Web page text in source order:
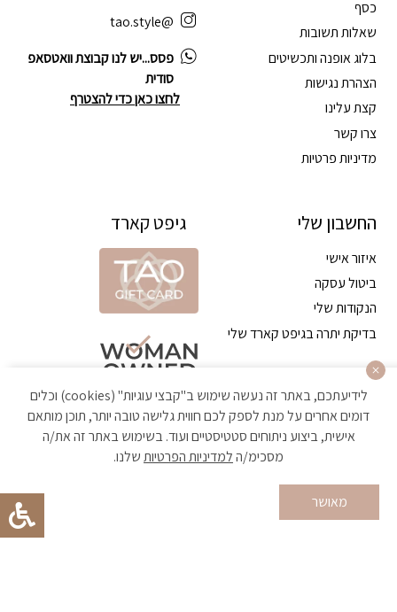
כסף
שאלות תשובות
בלוג אופנה ותכשיטים
הצהרת נגישות
קצת עלינו
צרו קשר
מדיניות פרטיות
החשבון שלי
איזור אישי
ביטול עסקה
הנקודות שלי
בדיקת יתרה בגיפט קארד שלי
@tao.style
פסס...יש לנו קבוצת וואטסאפ
סודית
לחצו כאן כדי להצטרף
גיפט קארד
הקניה באתר מאובטחת ועומדת בתקן האבטחה הגבוה ביותר
לידיעתכם, באתר זה נעשה שימוש ב"קבצי עוגיות" (cookies) וכלים
דומים אחרים על מנת לספק לכם חווית גלישה טובה יותר, תוכן מותאם
אישית, ביצוע ניתוחים סטטיסטיים ועוד. בשימוש באתר זה את/ה
מסכימ/הלמדיניות הפרטיותשלנו.
מאושר